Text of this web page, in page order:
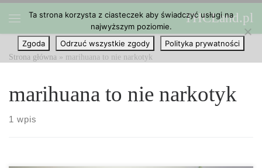
Przejdź do treści THCLand.pl
Strona główna » marihuana to nie narkotyk
marihuana to nie narkotyk
1 wpis
Ta strona korzysta z ciasteczek aby świadczyć usługi na
najwyższym poziomie.
Zgoda
Odrzuć wszystkie zgody Polityka prywatności